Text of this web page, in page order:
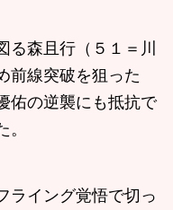
森且行（５１＝川
前線突破を狙った
佑の逆襲にも抵抗で
ライング覚悟で切っ